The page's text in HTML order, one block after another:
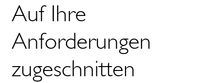
Auf Ihre
Anforderungen
zugeschnitten